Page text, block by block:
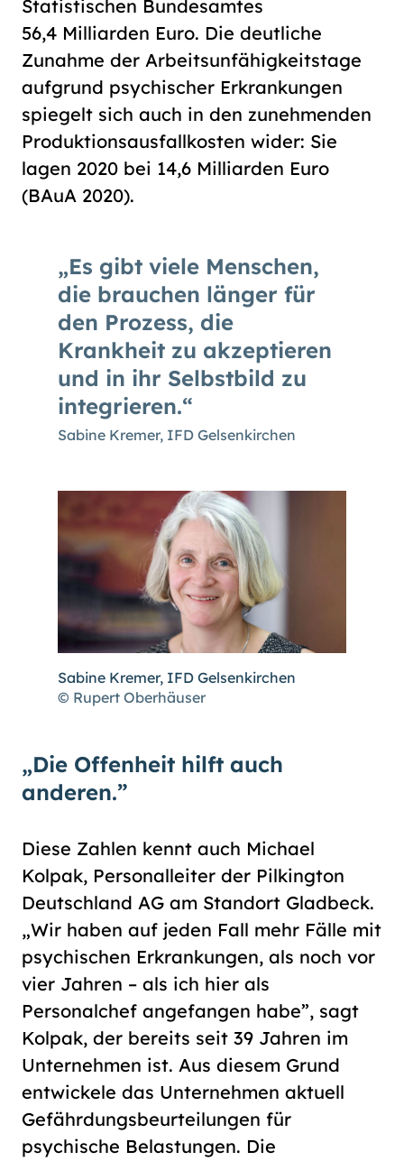
Statistischen Bundesamtes
56,4 Milliarden Euro. Die deutliche
Zunahme der Arbeitsunfähigkeitstage
aufgrund psychischer Erkrankungen
spiegelt sich auch in den zunehmenden
Produktionsausfallkosten wider: Sie
lagen 2020 bei 14,6 Milliarden Euro
(BAuA 2020).
Es gibt viele Menschen,
die brauchen länger für
den Prozess, die
Krankheit zu akzeptieren
und in ihr Selbstbild zu
integrieren.
Sabine Kremer, IFD Gelsenkirchen
Sabine Kremer, IFD Gelsenkirchen
© Rupert Oberhäuser
„Die Offenheit hilft auch
anderen.”
Diese Zahlen kennt auch Michael
Kolpak, Personalleiter der Pilkington
Deutschland AG am Standort Gladbeck.
„Wir haben auf jeden Fall mehr Fälle mit
psychischen Erkrankungen, als noch vor
vier Jahren – als ich hier als
Personalchef angefangen habe”, sagt
Kolpak, der bereits seit 39 Jahren im
Unternehmen ist. Aus diesem Grund
entwickele das Unternehmen aktuell
Gefährdungsbeurteilungen für
psychische Belastungen. Die